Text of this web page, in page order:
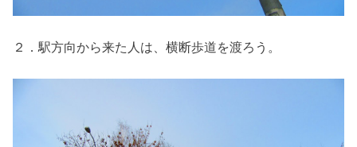
２．駅方向から来た人は、横断歩道を渡ろう。